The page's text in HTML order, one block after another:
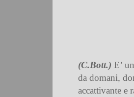
(C.Bott.) E’
da domani,
accattivante e